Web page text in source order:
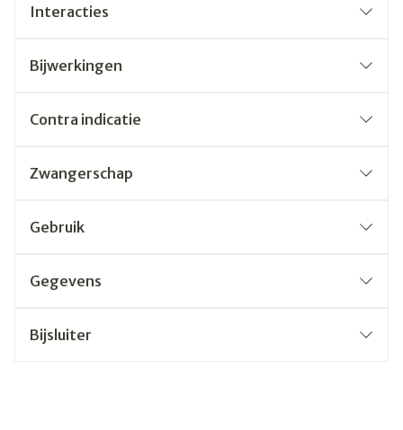
Interacties
Bijwerkingen
Contra indicatie
Zwangerschap
Gebruik
Gegevens
Bijsluiter